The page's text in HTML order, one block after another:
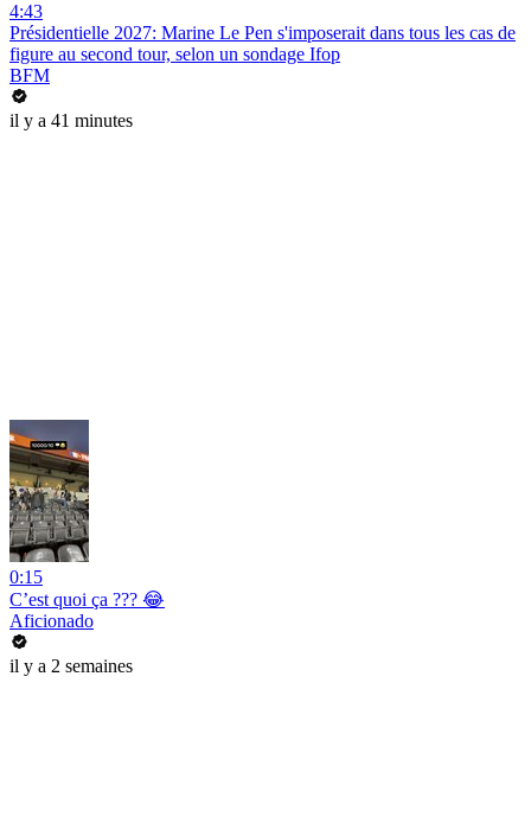
4:43
Présidentielle 2027: Marine Le Pen s'imposerait dans tous les cas de
figure au second tour, selon un sondage Ifop
BFM
il y a 41 minutes
0:15
C’est quoi ça ??? 😂
Aficionado
il y a 2 semaines